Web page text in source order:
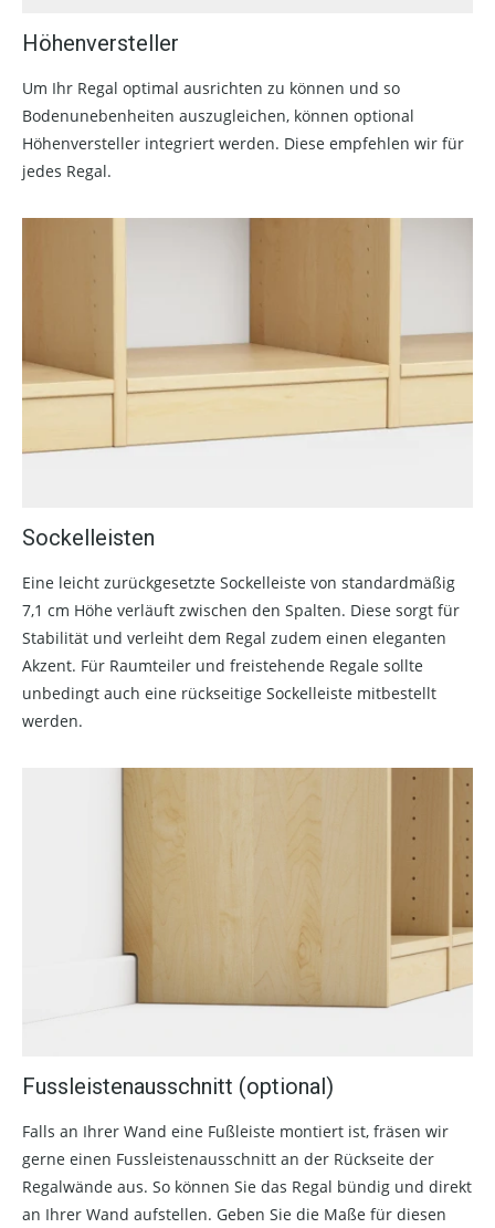
Höhenversteller
Um Ihr Regal optimal ausrichten zu können und so
Bodenunebenheiten auszugleichen, können optional
Höhenversteller integriert werden. Diese empfehlen wir für
jedes Regal.
Sockelleisten
Eine leicht zurückgesetzte Sockelleiste von standardmäßig
7,1 cm Höhe verläuft zwischen den Spalten. Diese sorgt für
Stabilität und verleiht dem Regal zudem einen eleganten
Akzent. Für Raumteiler und freistehende Regale sollte
unbedingt auch eine rückseitige Sockelleiste mitbestellt
werden.
Fussleistenausschnitt (optional)
Falls an Ihrer Wand eine Fußleiste montiert ist, fräsen wir
gerne einen Fussleistenausschnitt an der Rückseite der
Regalwände aus. So können Sie das Regal bündig und direkt
an Ihrer Wand aufstellen. Geben Sie die Maße für diesen